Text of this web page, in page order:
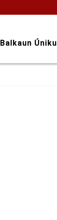
Balkaun Úniku